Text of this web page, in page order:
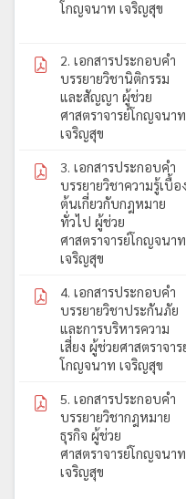
โกญจนาท เจริญสุข
2. เอกสารประกอบคำ
บรรยายวิชานิติกรรม
และสัญญา ผู้ช่วย
ศาสตราจารย์โกญจนาท
เจริญสุข
3. เอกสารประกอบคำ
บรรยายวิชาความรู้เบื้อง
ต้นเกี่ยวกับกฎหมาย
ทั่วไป ผู้ช่วย
ศาสตราจารย์โกญจนาท
เจริญสุข
4. เอกสารประกอบคำ
บรรยายวิชาประกันภัย
และการบริหารความ
เสี่ยง ผู้ช่วยศาสตราจาร
โกญจนาท เจริญสุข
5. เอกสารประกอบคำ
บรรยายวิชากฎหมาย
ธุรกิจ ผู้ช่วย
ศาสตราจารย์โกญจนาท
เจริญสุข